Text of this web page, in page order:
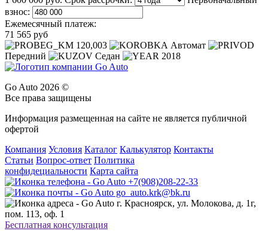
взнос:
Ежемесячный платеж:
71 565 руб
120,003
Автомат
Передний
Седан 2018
Go Auto 2026 ©
Все права защищены
Информация размещенная на сайте не является публичной
офертой
Компания Условия Каталог Калькулятор Контакты
Статьи Вопрос-ответ Политика
конфидециальности Карта сайта
+7(908)208-22-33
go_auto.krk@bk.ru
г. Красноярск, ул. Молокова, д. 1г,
пом. 113, оф. 1
Бесплатная консультация